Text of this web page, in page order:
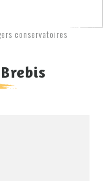
conservatoires